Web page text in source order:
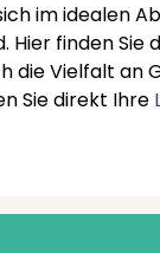
im idealen
finden Sie
Vielfalt an
Sie direkt Ihre